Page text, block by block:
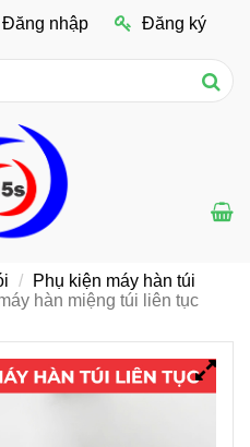
Đăng nhập Đăng ký
Phụ kiện máy hàn túi
hàn miệng túi liên tục